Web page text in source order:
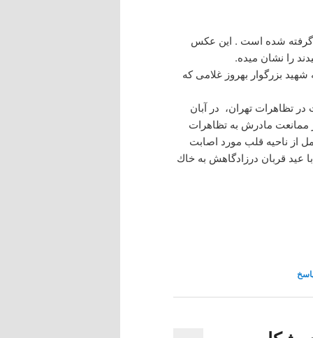
فعلی) گرفته شده است . این عکس
را نشان میده.
بزرگوار بهروز غلامی که
تظاهرات تهران، در آبان
11.30 هفدهم آّبان پس از ممانعت مادرش به تظاهرات
از ناحيه قلب مورد اصابت
عيد قربان درزادگاهش به خاك